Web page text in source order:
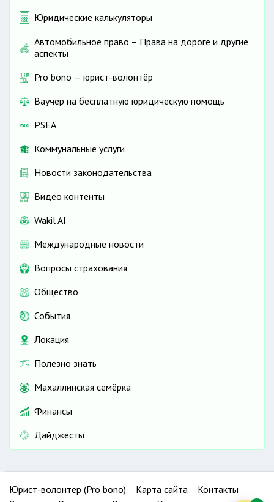
Юридические калькуляторы
Автомобильное право – Права на дороге и другие
аспекты
Pro bono — юрист-волонтёр
Ваучер на бесплатную юридическую помощь
PSEA
Коммунальные услуги
Новости законодательства
Видео контенты
Wakil AI
Международные новости
Вопросы страхования
Общество
События
Локация
Полезно знать
Махаллинская семёрка
Финансы
Дайджесты
Юрист-волонтер (Pro bono) Карта сайта
Контакты